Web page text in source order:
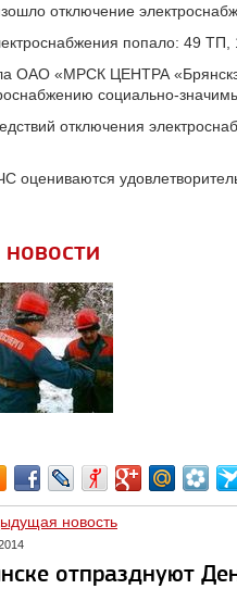
отключение
попало: 49
ОАО «МРСК ЦЕНТРА
социально-
отключения
оцениваются
новость
отпразднуют